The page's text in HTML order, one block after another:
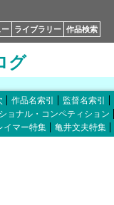
ー ライブラリー 作品検索
グ
作品名索引 監督名索引
ョナル・コンペティション
イマー特集
亀井文夫特集